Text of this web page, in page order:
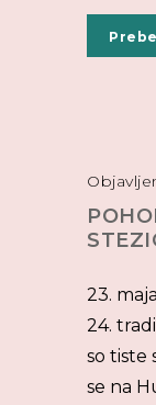
23.
24.
so tiste
se na